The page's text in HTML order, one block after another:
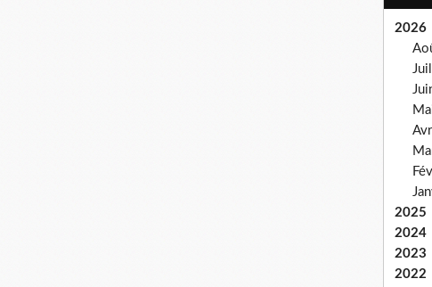
2026
2025
2024
2023
2022